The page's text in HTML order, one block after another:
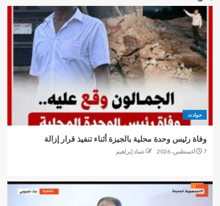
حوادث
وفاة رئيس وحدة محلية بالجيزة أثناء تنفيذ قرار إزالة
7 أغسطس، 2026 عماد إبراهيم